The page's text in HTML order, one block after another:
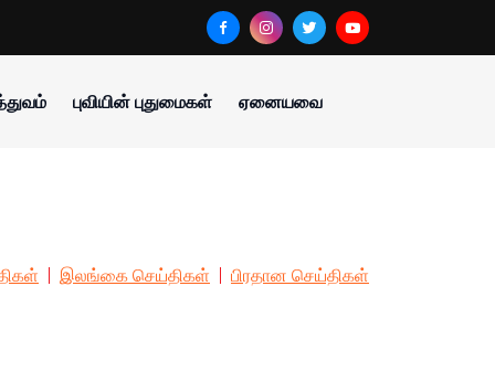
புவியின் புதுமைகள் ஏனையவை
இலங்கை செய்திகள் பிரதான செய்திகள்